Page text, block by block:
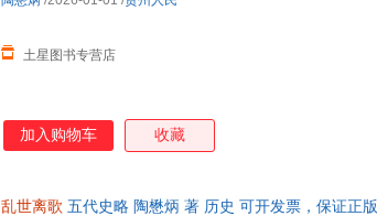
土星图书专营店
加入购物车 收藏
乱世离歌 五代史略 陶懋炳 著 历史 可开发票，保证正版